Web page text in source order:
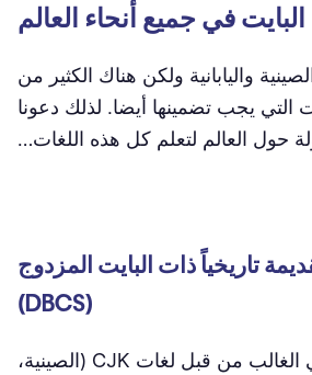
البايت في جميع أنحاء العالم
واليابانية ولكن هناك الكثير من
التي يجب تضمينها أيضا. لذلك دعونا
حول العالم لتعلم كل هذه اللغات…
تاريخياً ذات البايت المزدوج
(DBCS)
DBCS تُستخدم في الغالب من قبل لغات CJK (الصينية،